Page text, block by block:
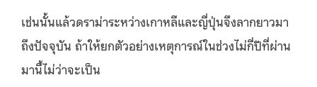
เช่นนั้นแล้วดราม่าระหว่างเกาหลีและญี่ปุ่นจึงลากยาวมา
ถึงปัจจุบัน ถ้าให้ยกตัวอย่างเหตุการณ์ในช่วงไม่กี่ปีที่ผ่าน
มานี้ไม่ว่าจะเป็น